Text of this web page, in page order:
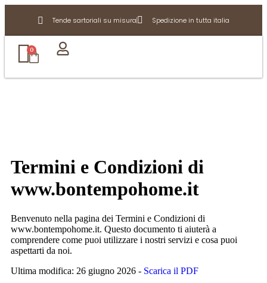
Tende sartoriali su misura Spedizione in tutta italia
0
Termini e Condizioni di
www.bontempohome.it
Benvenuto nella pagina dei Termini e Condizioni di
www.bontempohome.it. Questo documento ti aiuterà a
comprendere come puoi utilizzare i nostri servizi e cosa puoi
aspettarti da noi.
Ultima modifica: 26 giugno 2026 - Scarica il PDF